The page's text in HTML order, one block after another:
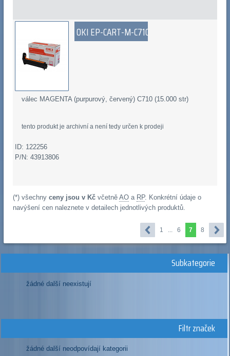
OKI EP-CART-M-C710
válec MAGENTA (purpurový, červený) C710 (15.000 str)
tento produkt je archivní a není tedy určen k prodeji
ID: 122256
P/N: 43913806
(*) všechny ceny jsou v Kčvčetně AOa RP. Konkrétní údaje o
navýšení cen naleznete v detailech jednotlivých produktů.
1 ... 6 7 8
Subkategorie
žádné další neexistují
Filtr značek
žádné další neodpovídají kategorii